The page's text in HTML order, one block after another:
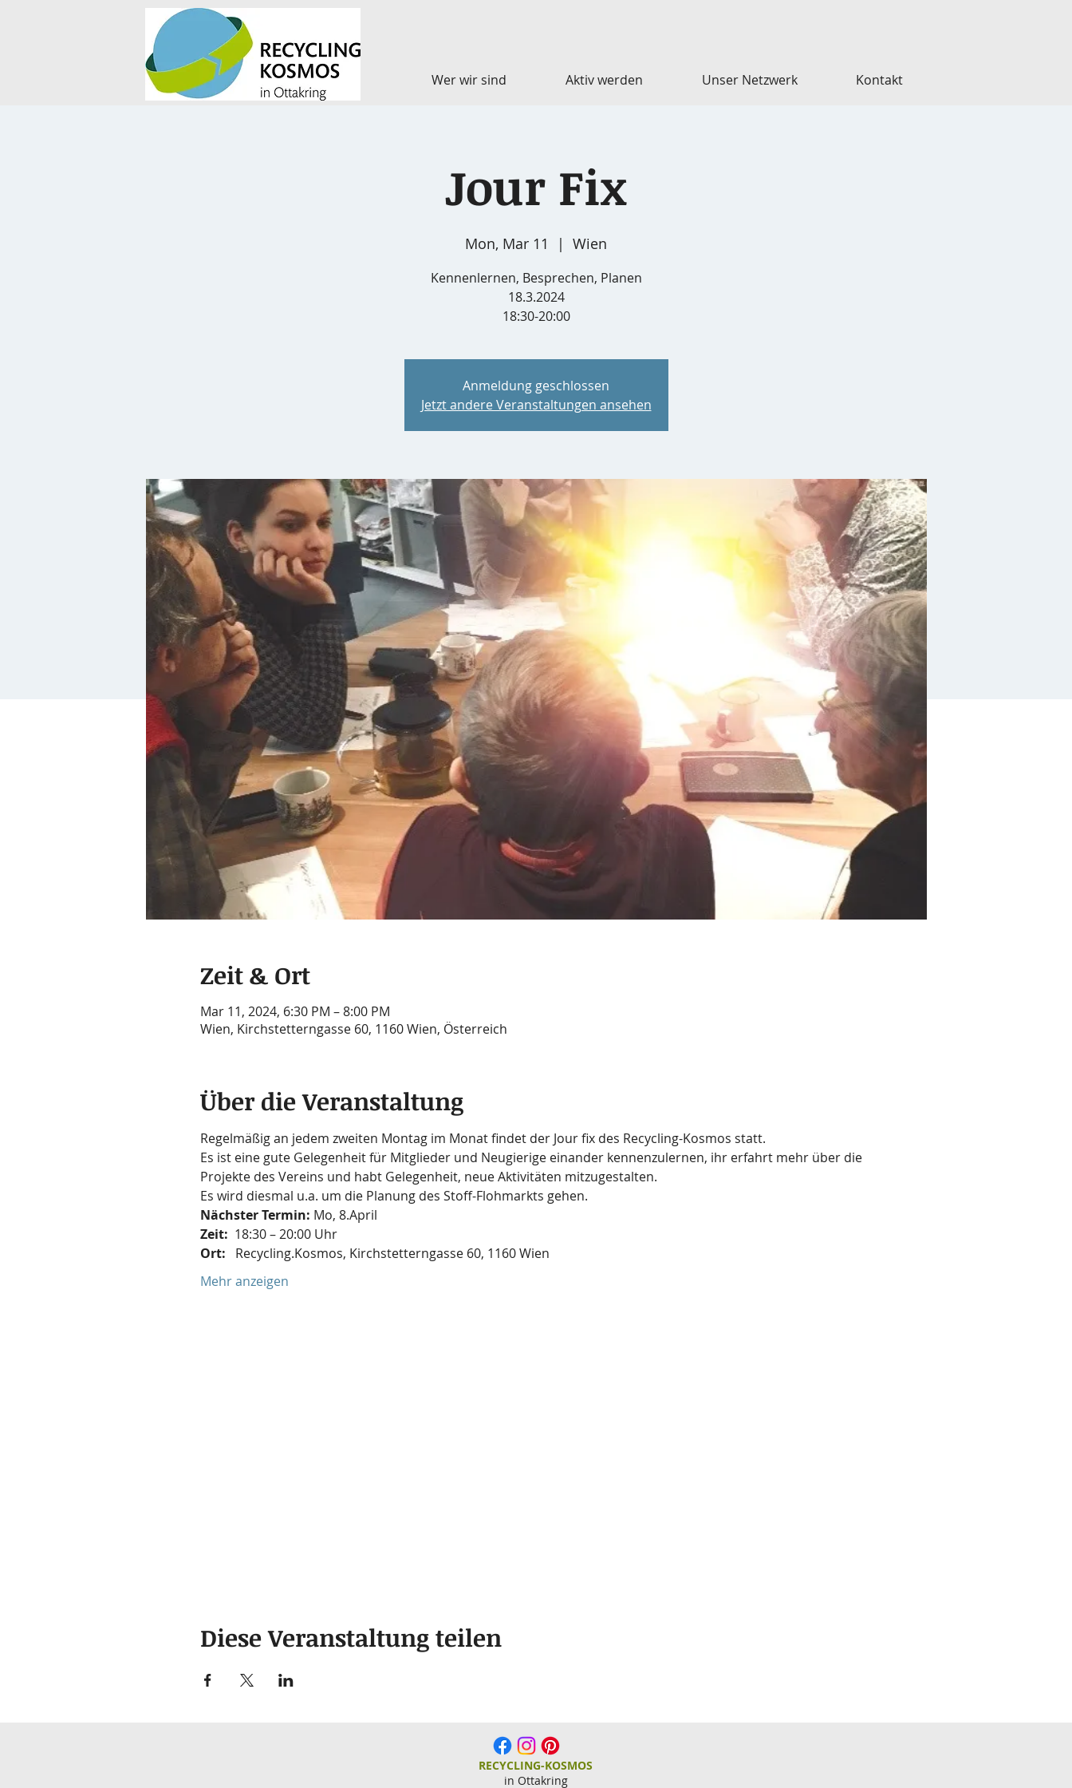
Wer wir sind Aktiv werden Unser Netzwerk Kontakt
Jour Fix
Mon, Mar 11
  |
Wien
Kennenlernen, Besprechen, Planen
18.3.2024
18:30-20:00
Anmeldung geschlossen
Jetzt andere Veranstaltungen ansehen
Zeit & Ort
Mar 11, 2024, 6:30 PM – 8:00 PM
Wien, Kirchstetterngasse 60, 1160 Wien, Österreich
Über die Veranstaltung
Regelmäßig an jedem zweiten Montag im Monat findet der Jour fix des Recycling-Kosmos statt.
Es ist eine gute Gelegenheit für Mitglieder und Neugierige einander kennenzulernen, ihr erfahrt mehr über die
Projekte des Vereins und habt Gelegenheit, neue Aktivitäten mitzugestalten.
Es wird diesmal u.a. um die Planung des Stoff-Flohmarkts gehen.
Nächster Termin: Mo, 8.April
Zeit: 18:30 – 20:00 Uhr
Ort: Recycling.Kosmos, Kirchstetterngasse 60, 1160 Wien
Mehr anzeigen
Diese Veranstaltung teilen
RECYCLING-KOSMOS
in Ottakring